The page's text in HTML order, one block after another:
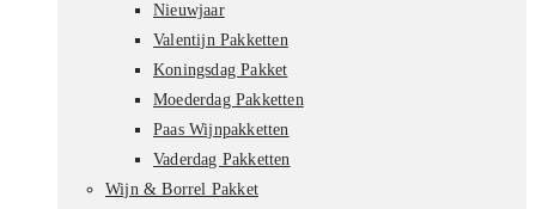
Nieuwjaar
Valentijn Pakketten
Koningsdag Pakket
Moederdag Pakketten
Paas Wijnpakketten
Vaderdag Pakketten
Wijn & Borrel Pakket